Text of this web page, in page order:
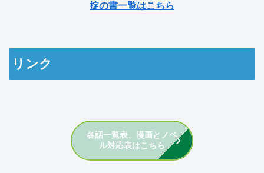
掟の書一覧はこちら
リンク
各話一覧表、漫画とノベ
ル対応表はこちら